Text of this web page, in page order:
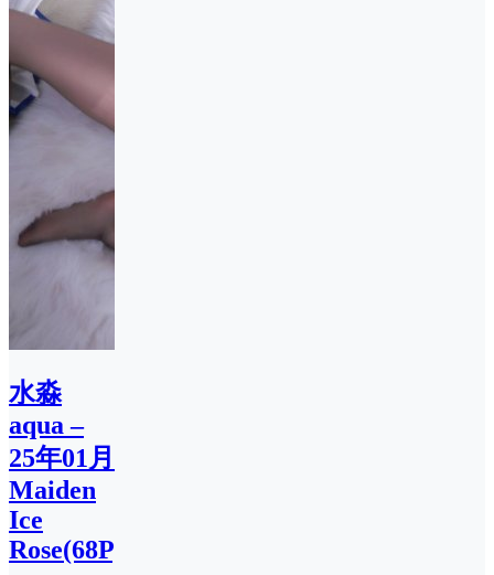
水淼
aqua –
25年01月
Maiden
Ice
Rose(68P)